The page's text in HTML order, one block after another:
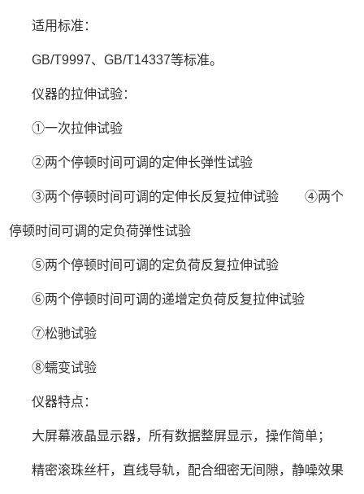
适用标准：
GB/T9997、GB/T14337等标准。
仪器的拉伸试验：
①一次拉伸试验
②两个停顿时间可调的定伸长弹性试验
③两个停顿时间可调的定伸长反复拉伸试验 ④两个
停顿时间可调的定负荷弹性试验
⑤两个停顿时间可调的定负荷反复拉伸试验
⑥两个停顿时间可调的递增定负荷反复拉伸试验
⑦松驰试验
⑧蠕变试验
仪器特点：
大屏幕液晶显示器，所有数据整屏显示，操作简单；
精密滚珠丝杆，直线导轨，配合细密无间隙，静噪效果